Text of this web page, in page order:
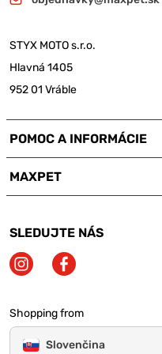
STYX MOTO s.r.o.
Hlavná 1405
952 01 Vráble
POMOC A INFORMÁCIE
MAXPET
SLEDUJTE NÁS
Shopping from
Slovenčina